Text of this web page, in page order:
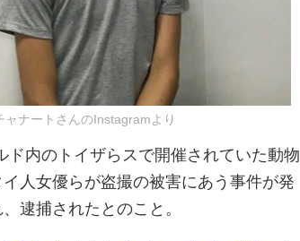
ャナートさんのInstagramより
内のトイザらスで開催されていた動物
人女優らが盗撮の被害にあう事件が発
逮捕されたとのこと。